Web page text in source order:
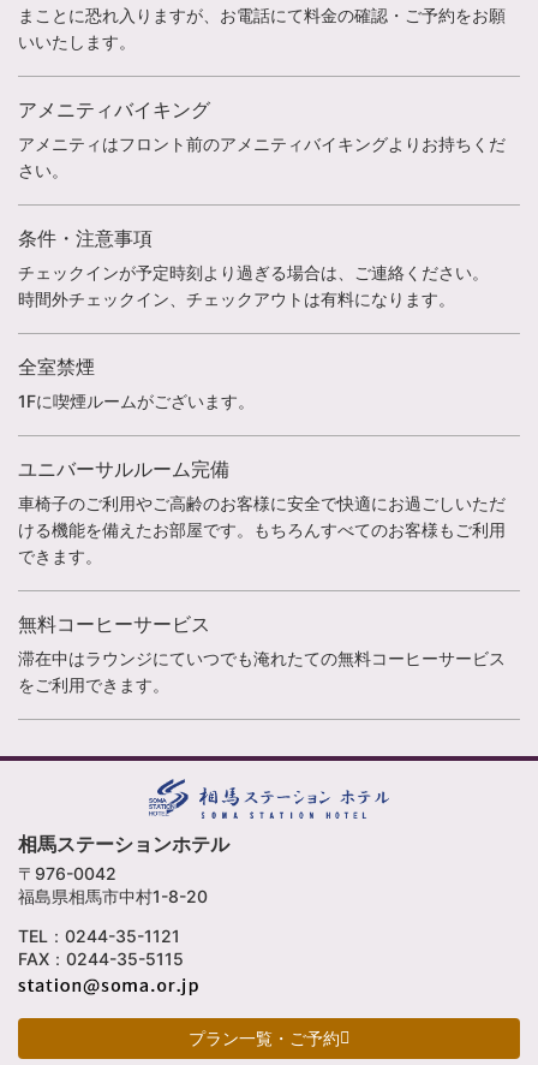
まことに恐れ入りますが、お電話にて料金の確認・ご予約をお願
いいたします。
アメニティバイキング
アメニティはフロント前のアメニティバイキングよりお持ちくだ
さい。
条件・注意事項
チェックインが予定時刻より過ぎる場合は、ご連絡ください。
時間外チェックイン、チェックアウトは有料になります。
全室禁煙
1Fに喫煙ルームがございます。
ユニバーサルルーム完備
車椅子のご利用やご高齢のお客様に安全で快適にお過ごしいただ
ける機能を備えたお部屋です。もちろんすべてのお客様もご利用
できます。
無料コーヒーサービス
滞在中はラウンジにていつでも淹れたての無料コーヒーサービス
をご利用できます。
相馬ステーションホテル
〒976-0042
福島県相馬市中村1-8-20
TEL：0244-35-1121
FAX：0244-35-5115
プラン一覧・ご予約